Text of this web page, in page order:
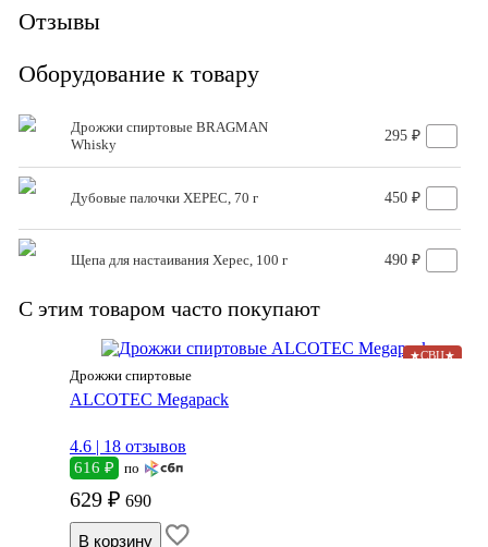
Отзывы
Оборудование к товару
Дрожжи спиртовые BRAGMAN
Whisky
295 ₽
Дубовые палочки ХЕРЕС, 70 г 450 ₽
Щепа для настаивания Херес, 100 г 490 ₽
С этим товаром часто покупают
★СВЦ★
Дрожжи спиртовые
ALCOTEC Megapack
4.6 | 18 отзывов
616 ₽ по
629 ₽ 690